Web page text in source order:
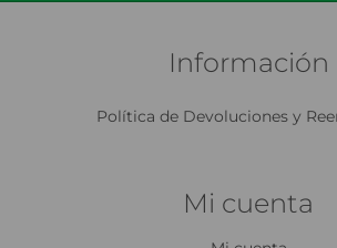
Información
Política de Devoluciones y
Mi cuenta